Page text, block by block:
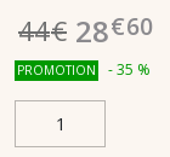
44€ 28€60
PROMOTION -35 %